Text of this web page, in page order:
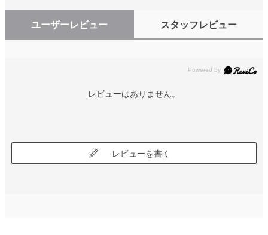
ユーザーレビュー スタッフレビュー
レビューはありません。
レビューを書く